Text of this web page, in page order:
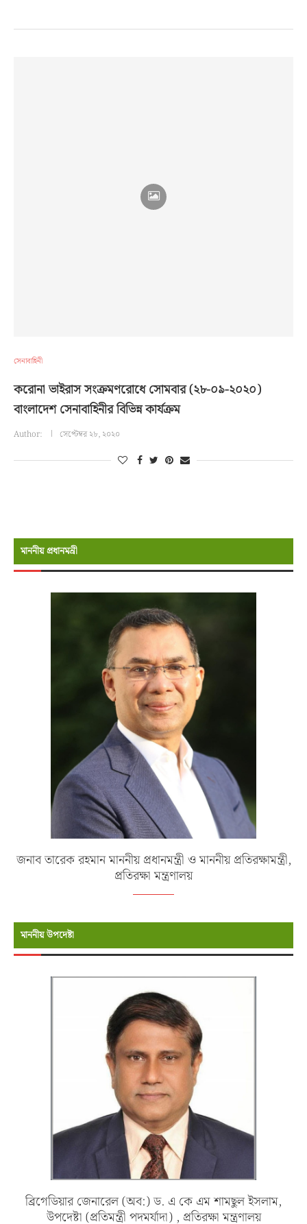
সেনাবাহিনী
করোনা ভাইরাস সংক্রমণরোধে সোমবার (২৮-০৯-২০২০)
বাংলাদেশ সেনাবাহিনীর বিভিন্ন কার্যক্রম
Author: সেপ্টেম্বর ২৮, ২০২০
মাননীয় প্রধানমন্রী
জনাব তারেক রহমান মাননীয় প্রধানমন্ত্রী ও মাননীয় প্রতিরক্ষামন্ত্রী,
প্রতিরক্ষা মন্ত্রণালয়
মাননীয় উপদেষ্টা
ব্রিগেডিয়ার জেনারেল (অব:) ড. এ কে এম শামছুল ইসলাম,
উপদেষ্টা (প্রতিমন্ত্রী পদমর্যাদা) , প্রতিরক্ষা মন্ত্রণালয়